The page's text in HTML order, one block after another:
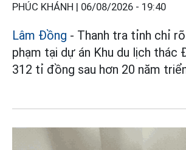
PHÚC KHÁNH | 06/08/2026 - 19:40
Lâm Đồng - Thanh tra tỉnh chỉ
phạm tại dự án Khu du lịch thác
312 tỉ đồng sau hơn 20 năm